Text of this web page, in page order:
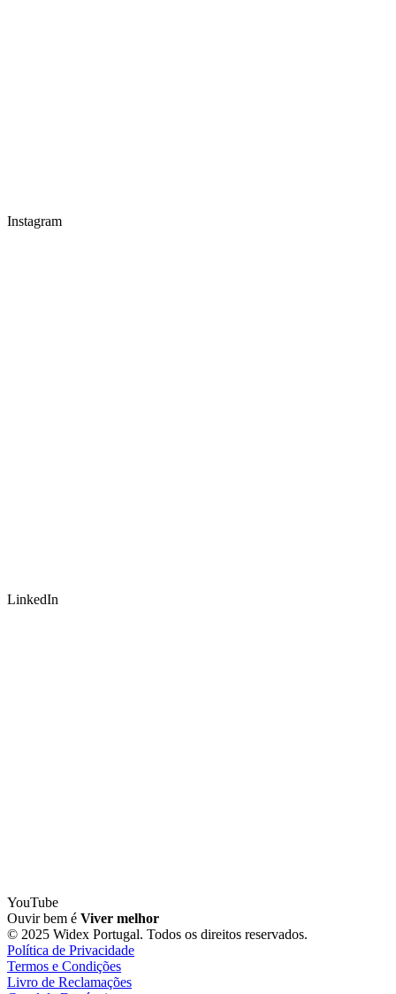
Instagram
LinkedIn
YouTube
Ouvir bem é Viver melhor
© 2025 Widex Portugal. Todos os direitos reservados.
Política de Privacidade
Termos e Condições
Livro de Reclamações